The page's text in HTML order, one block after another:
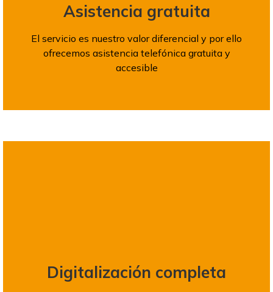
Asistencia gratuita
El servicio es nuestro valor diferencial y por ello
ofrecemos asistencia telefónica gratuita y
accesible
Digitalización completa